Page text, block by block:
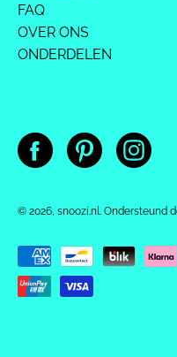
FAQ
OVER ONS
ONDERDELEN
© 2026, snoozi.nl. Ondersteund